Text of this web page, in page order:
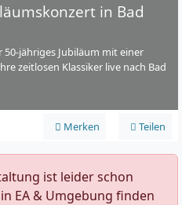
in Bad
50-jähriges Jubiläum mit einer
zeitlosen Klassiker live nach Bad
Merken Teilen
ist leider schon
EA & Umgebung finden